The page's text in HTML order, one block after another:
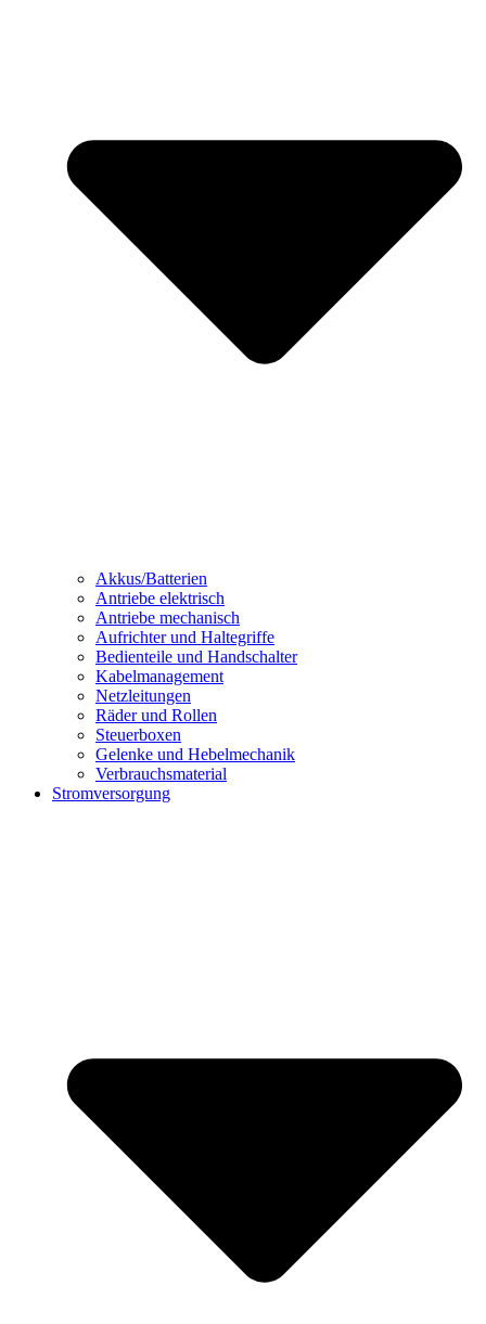
Akkus/Batterien
Antriebe elektrisch
Antriebe mechanisch
Aufrichter und Haltegriffe
Bedienteile und Handschalter
Kabelmanagement
Netzleitungen
Räder und Rollen
Steuerboxen
Gelenke und Hebelmechanik
Verbrauchsmaterial
Stromversorgung